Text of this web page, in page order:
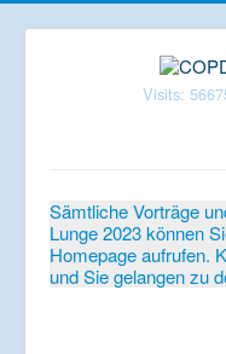
Visits:
Verein
Sämtliche Vorträge
Lunge 2023 können
Homepage aufrufen.
und Sie gelangen zu